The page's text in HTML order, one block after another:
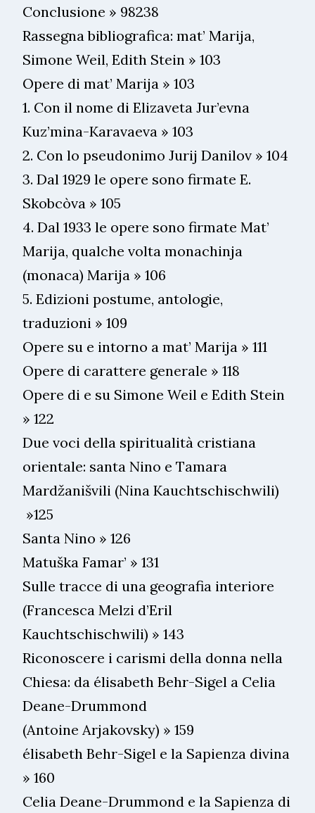
Conclusione » 98238
Rassegna bibliografica: mat’ Marija,
Simone Weil, Edith Stein » 103
Opere di mat’ Marija » 103
1. Con il nome di Elizaveta Jur’evna
Kuz’mina-Karavaeva » 103
2. Con lo pseudonimo Jurij Danilov » 104
3. Dal 1929 le opere sono firmate E.
Skobcòva » 105
4. Dal 1933 le opere sono firmate Mat’
Marija, qualche volta monachinja
(monaca) Marija » 106
5. Edizioni postume, antologie,
traduzioni » 109
Opere su e intorno a mat’ Marija » 111
Opere di carattere generale » 118
Opere di e su Simone Weil e Edith Stein
» 122
Due voci della spiritualità cristiana
orientale: santa Nino e Tamara
Mardžanišvili (Nina Kauchtschischwili)
»125
Santa Nino » 126
Matuška Famar’ » 131
Sulle tracce di una geografia interiore
(Francesca Melzi d’Eril
Kauchtschischwili) » 143
Riconoscere i carismi della donna nella
Chiesa: da élisabeth Behr-Sigel a Celia
Deane-Drummond
(Antoine Arjakovsky) » 159
élisabeth Behr-Sigel e la Sapienza divina
» 160
Celia Deane-Drummond e la Sapienza di